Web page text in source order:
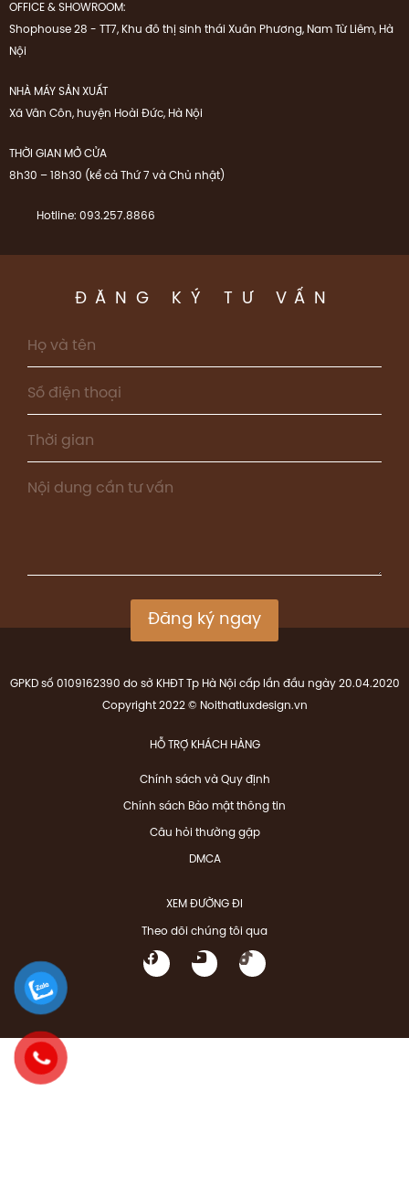
OFFICE & SHOWROOM:
Shophouse 28 - TT7, Khu đô thị sinh thái Xuân Phương, Nam Từ Liêm, Hà
Nội
NHÀ MÁY SẢN XUẤT
Xã Vân Côn, huyện Hoài Đức, Hà Nội
THỜI GIAN MỞ CỬA
8h30 – 18h30 (kể cả Thứ 7 và Chủ nhật)
Hotline: 093.257.8866
ĐĂNG KÝ TƯ VẤN
Đăng ký ngay
GPKD số 0109162390 do sở KHĐT Tp Hà Nội cấp lần đầu ngày 20.04.2020
Copyright 2022 © Noithatluxdesign.vn
HỖ TRỢ KHÁCH HÀNG
Chính sách và Quy định
Chính sách Bảo mật thông tin
Câu hỏi thường gặp
DMCA
XEM ĐƯỜNG ĐI
Theo dõi chúng tôi qua